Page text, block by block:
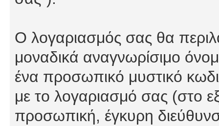
Ο λογαριασμός σας θα
μοναδικά αναγνωρίσιμο
ένα προσωπικό μυστικό
με το λογαριασμό σας (στο
προσωπική, έγκυρη